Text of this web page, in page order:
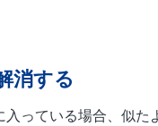
消する
っている場合、似